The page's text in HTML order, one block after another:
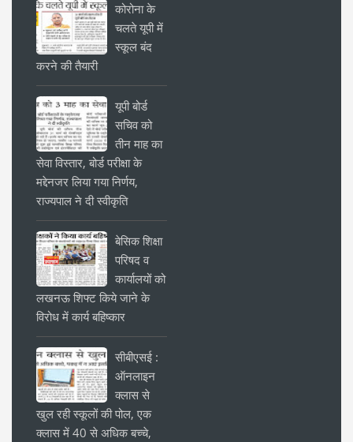
कोरोना के
चलते यूपी में
स्कूल बंद
करने की तैयारी
यूपी बोर्ड
सचिव को
तीन माह का
सेवा विस्तार, बोर्ड परीक्षा के
मद्देनजर लिया गया निर्णय,
राज्यपाल ने दी स्वीकृति
बेसिक शिक्षा
परिषद व
कार्यालयों को
लखनऊ शिफ्ट किये जाने के
विरोध में कार्य बहिष्कार
सीबीएसई :
ऑनलाइन
क्लास से
खुल रही स्कूलों की पोल, एक
क्लास में 40 से अधिक बच्चे,